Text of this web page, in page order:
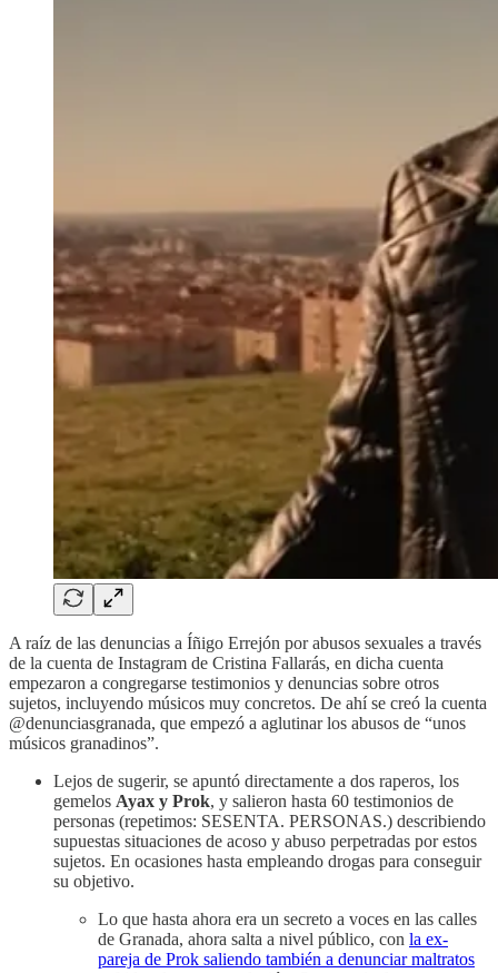
A raíz de las denuncias a Íñigo Errejón por abusos sexuales a través
de la cuenta de Instagram de Cristina Fallarás, en dicha cuenta
empezaron a congregarse testimonios y denuncias sobre otros
sujetos, incluyendo músicos muy concretos. De ahí se creó la cuenta
@denunciasgranada, que empezó a aglutinar los abusos de “unos
músicos granadinos”.
Lejos de sugerir, se apuntó directamente a dos raperos, los
gemelos Ayax y Prok, y salieron hasta 60 testimonios de
personas (repetimos: SESENTA. PERSONAS.) describiendo
supuestas situaciones de acoso y abuso perpetradas por estos
sujetos. En ocasiones hasta empleando drogas para conseguir
su objetivo.
Lo que hasta ahora era un secreto a voces en las calles
de Granada, ahora salta a nivel público, con la ex-
pareja de Prok saliendo también a denunciar maltratos